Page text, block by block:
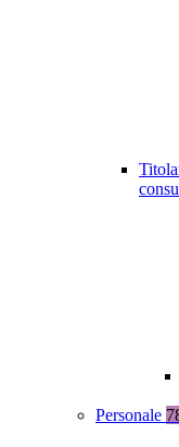
Personale